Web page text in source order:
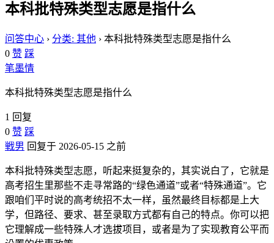
本科批特殊类型志愿是指什么
问答中心 › 分类: 其他 › 本科批特殊类型志愿是指什么
0 赞 踩
笔墨情
本科批特殊类型志愿是指什么
1 回复
0 赞 踩
戦男 回复于 2026-05-15 之前
本科批特殊类型志愿，听起来挺复杂的，其实说白了，它就是
高考招生里那些不走寻常路的“绿色通道”或者“特殊通道”。它
跟咱们平时说的高考统招不太一样，虽然最终目标都是上大
学，但路径、要求、甚至录取方式都有自己的特点。你可以把
它理解成一些特殊人才选拔项目，或者是为了实现教育公平而